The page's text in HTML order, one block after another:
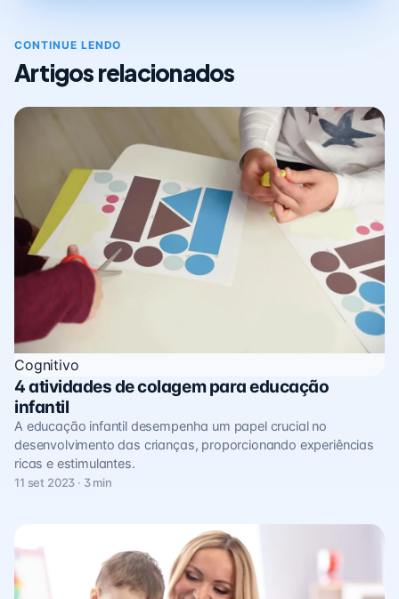
CONTINUE LENDO
Artigos relacionados
Cognitivo
4 atividades de colagem para educação
infantil
A educação infantil desempenha um papel crucial no
desenvolvimento das crianças, proporcionando experiências
ricas e estimulantes.
11 set 2023 · 3 min